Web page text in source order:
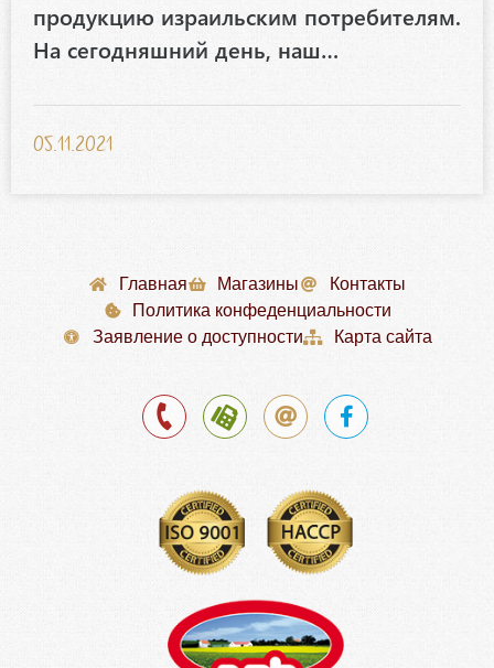
продукцию израильским потребителям.
На сегодняшний день, наш…
05.11.2021
Главная Магазины
Контакты
Политика конфеденциальности
Заявление о доступности
Карта сайта